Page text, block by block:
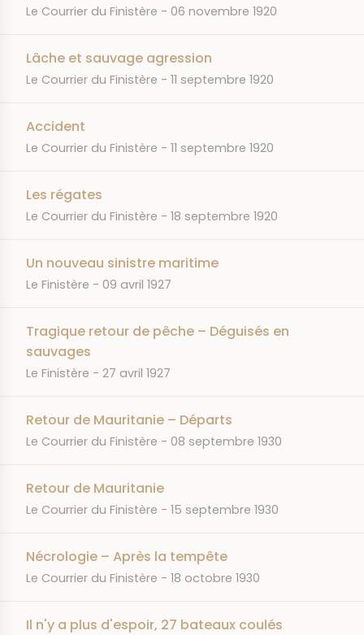
JOURNAL
Le Courrier du Finistère DATE
06 novembre 1920
Lâche et sauvage agression
JOURNAL
Le Courrier du Finistère DATE
11 septembre 1920
Accident
JOURNAL
Le Courrier du Finistère DATE
11 septembre 1920
Les régates
JOURNAL
Le Courrier du Finistère DATE
18 septembre 1920
Un nouveau sinistre maritime
JOURNAL
Le Finistère DATE
09 avril 1927
Tragique retour de pêche – Déguisés en
sauvages
JOURNAL
Le Finistère DATE
27 avril 1927
Retour de Mauritanie – Départs
JOURNAL
Le Courrier du Finistère DATE
08 septembre 1930
Retour de Mauritanie
JOURNAL
Le Courrier du Finistère DATE
15 septembre 1930
Nécrologie – Après la tempête
JOURNAL
Le Courrier du Finistère DATE
18 octobre 1930
Il n'y a plus d'espoir, 27 bateaux coulés